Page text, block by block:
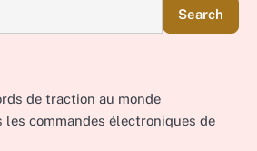
Search
de traction au monde
les commandes électroniques de